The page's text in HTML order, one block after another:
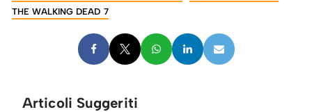
THE WALKING DEAD 7
Articoli Suggeriti